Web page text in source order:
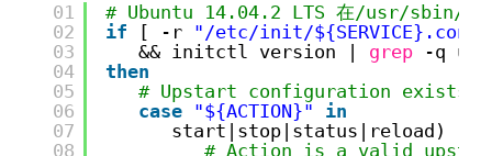
01
02
03
04
05
06
07
08
# Ubuntu 14.04.2 LTS 在/usr/sbin/
if
[ -r "/etc/init/${SERVICE}.conf"
&& initctl version | grep
-q
then
# Upstart configuration exists
case "${ACTION}"
in
start|stop|status|reload)
# Action is a valid